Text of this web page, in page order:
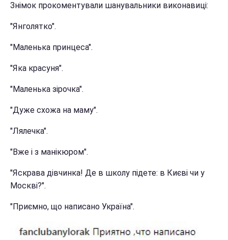
Знімок прокоментували шанувальники виконавиці:
"Янголятко".
"Маленька принцеса".
"Яка красуня".
"Маленька зірочка".
"Дуже схожа на маму".
"Лялечка".
"Вже і з манікюром".
"Яскрава дівчинка! Де в школу підете: в Києві чи у
Москві?".
"Приємно, що написано Україна".